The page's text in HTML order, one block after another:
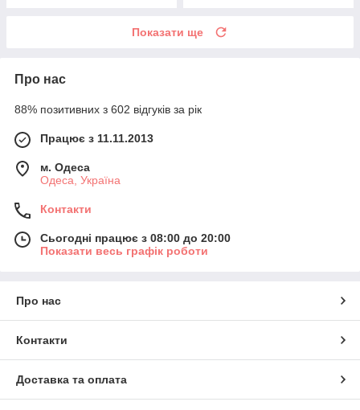
Показати ще
Про нас
88% позитивних з 602 відгуків за рік
Працює з 11.11.2013
м. Одеса
Одеса, Україна
Контакти
Сьогодні працює з 08:00 до 20:00
Показати весь графік роботи
Про нас
Контакти
Доставка та оплата